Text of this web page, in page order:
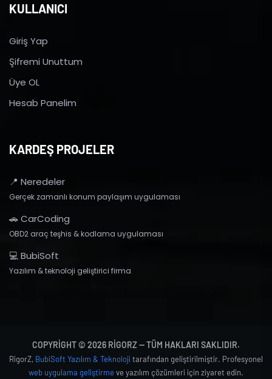
KULLANICI
Giriş Yap
Şifremi Unuttum
Üye OL
Hesab Panelim
KARDEŞ PROJELER
📍 Neredeler
Gerçek zamanlı konum paylaşım uygulaması
🚗 CarCoding
OBD2 araç teşhis & kodlama uygulaması
💻 BubiSoft
Yazılım & teknoloji geliştirici firma
COPYRIGHT © 2026 RIGORZ — TÜM HAKLARI SAKLIDIR.
RigorZ, BubiSoft Yazılım & Teknoloji tarafından geliştirilmiştir. Profesyonel
web uygulama geliştirmeve yazılım çözümleri için ziyaret edin.